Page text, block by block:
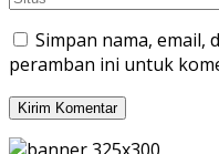
Simpan nama, email,
peramban ini untuk